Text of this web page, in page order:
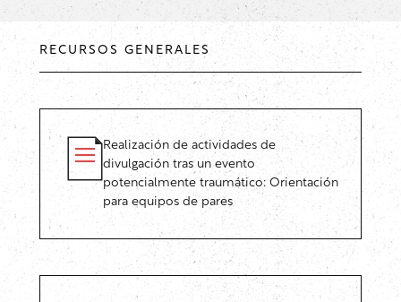
RECURSOS GENERALES
Realización de actividades de
divulgación tras un evento
potencialmente traumático: Orientación
para equipos de pares